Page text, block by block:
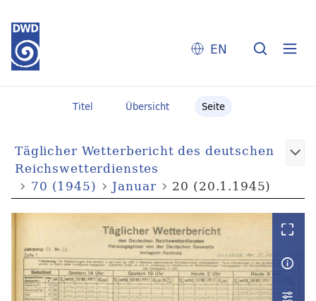
EN
Titel Übersicht Seite
Täglicher Wetterbericht des deutschen
Reichswetterdienstes
70 (1945)
Januar 20 (20.1.1945)